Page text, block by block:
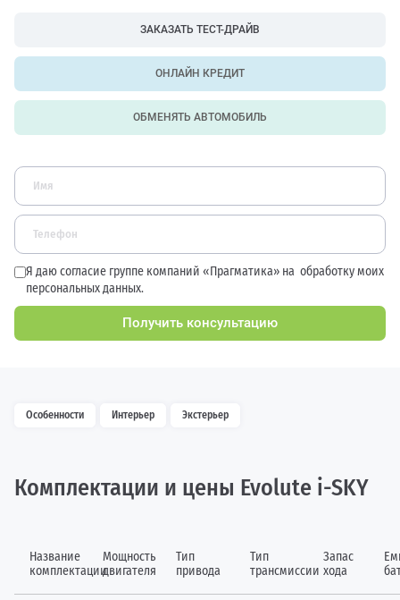
ЗАКАЗАТЬ ТЕСТ-ДРАЙВ
ОНЛАЙН КРЕДИТ
ОБМЕНЯТЬ АВТОМОБИЛЬ
Я даю согласие группе компаний «Прагматика» на обработку моих
персональных данных.
Получить консультацию
Особенности Интерьер Экстерьер
Комплектации и цены Evolute i-SKY
Название
комплектации
Мощность
двигателя
Тип
привода
Тип
трансмиссии
Запас
хода